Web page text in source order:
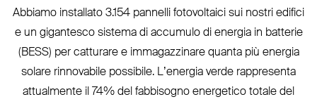
Abbiamo installato 3.154 pannelli foto­voltaici sui nostri edifici
e un gigantesco sistema di accumulo di energia in batterie
(BESS) per catturare e imma­gazzinare quanta più energia
solare rin­novabile possibile. L’energia verde rap­presenta
attualmente il 74% del fab­bisogno energetico totale del